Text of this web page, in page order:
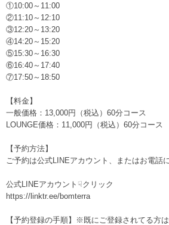
①10:00～11:00
②11:10～12:10
③12:20～13:20
④14:20～15:20
⑤15:30～16:30
⑥16:40～17:40
⑦17:50～18:50
【料金】
一般価格：13,000円（税込）60分コース
LOUNGE価格：11,000円（税込）60分コース
【予約方法】
ご予約は公式LINEアカウント、またはお電話
公式LINEアカウント☟クリック
https://linktr.ee/bomterra
【予約登録の手順】※既にご登録されてる方